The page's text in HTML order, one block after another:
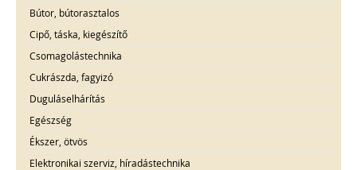
Bútor, bútorasztalos
Cipő, táska, kiegészítő
Csomagolástechnika
Cukrászda, fagyizó
Duguláselhárítás
Egészség
Ékszer, ötvös
Elektronikai szerviz, híradástechnika